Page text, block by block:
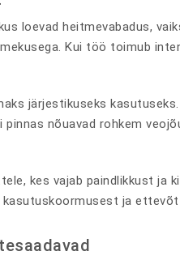
loevad heitmevabadus,
Kui töö toimub
järjestikuseks
nõuavad rohkem
kes vajab paindlikkust ja
ja